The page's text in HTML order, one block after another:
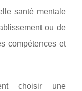
santé mentale
ou de
compétences et
choisir une